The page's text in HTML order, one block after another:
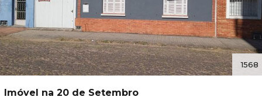
1568
Imóvel na 20 de Setembro